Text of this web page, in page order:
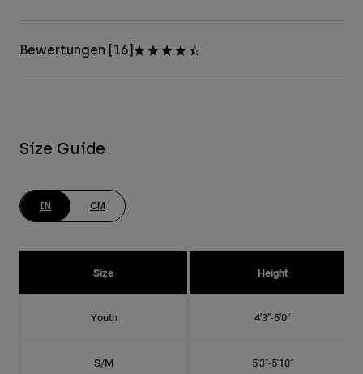
Bewertungen [16]
Size Guide
IN CM
Size Height
Youth 4'3"-5'0"
S/M 5'3"-5'10"